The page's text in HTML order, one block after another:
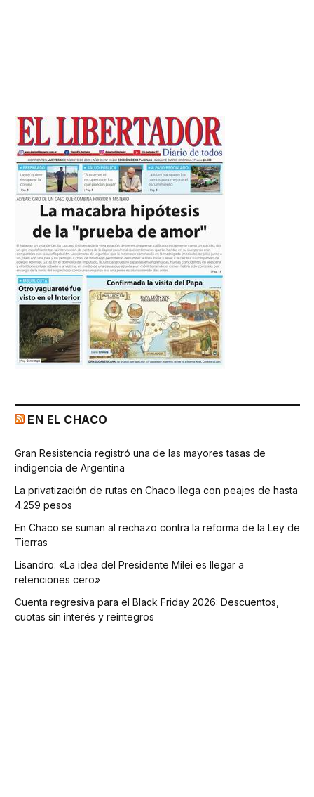
EN EL CHACO
Gran Resistencia registró una de las mayores tasas de
indigencia de Argentina
La privatización de rutas en Chaco llega con peajes de hasta
4.259 pesos
En Chaco se suman al rechazo contra la reforma de la Ley de
Tierras
Lisandro: «La idea del Presidente Milei es llegar a
retenciones cero»
Cuenta regresiva para el Black Friday 2026: Descuentos,
cuotas sin interés y reintegros